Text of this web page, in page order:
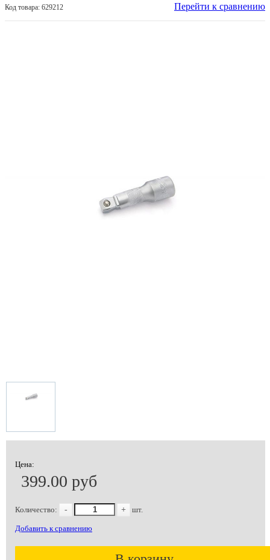
Код товара: 629212 Перейти к сравнению
Цена:
399.00 руб
Количество: - + шт.
Добавить к сравнению